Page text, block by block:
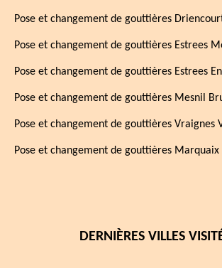
Pose et changement de gouttières
Pose et changement de gouttières Estrees
Pose et changement de gouttières Estrees
Pose et changement de gouttières Mesnil
Pose et changement de gouttières Vraignes
Pose et changement de gouttières Marquaix
DERNIÈRES VILLES